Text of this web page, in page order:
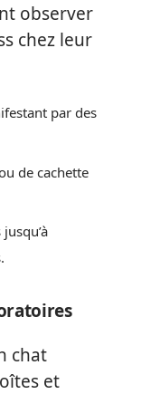
observer
chez leur
par des
de cachette
chat
et